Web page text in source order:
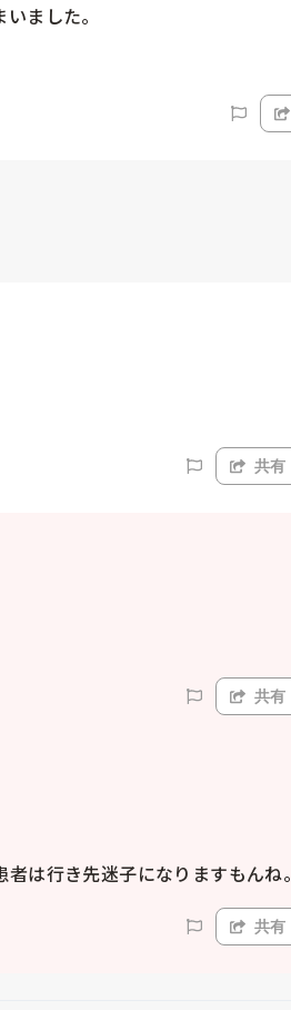
ました。
共有
共有
は行き先迷子になりますもんね。
共有